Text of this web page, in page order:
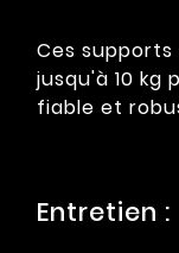
Ces
jusqu'à 10
fiable et
Entretien :